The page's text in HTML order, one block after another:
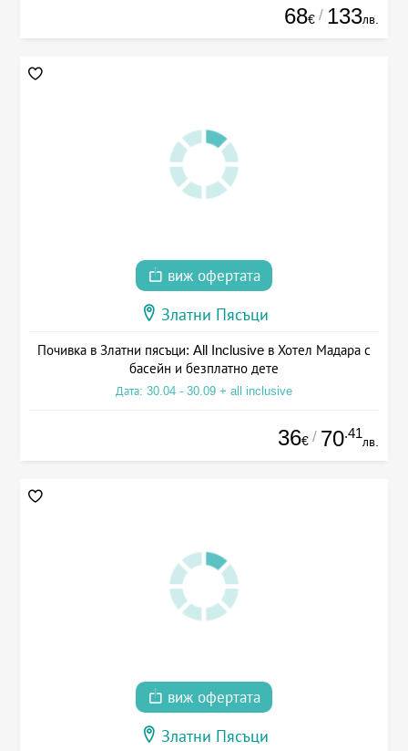
68€ / 133лв.
виж офертата
Златни Пясъци
Почивка в Златни пясъци: All Inclusive в Хотел Мадара с
басейн и безплатно дете
Дата: 30.04 - 30.09 + all inclusive
36€ / 70.41
лв.
виж офертата
Златни Пясъци